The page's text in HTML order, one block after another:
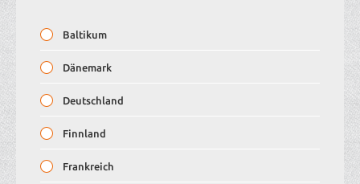
Baltikum
Dänemark
Deutschland
Finnland
Frankreich